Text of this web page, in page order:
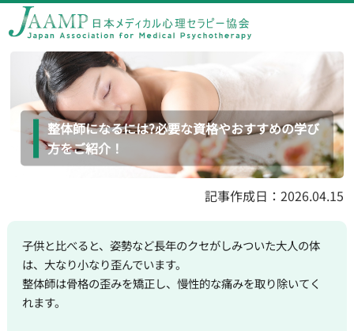
整体師になるには?必要な資格やおすすめの学び
方をご紹介！
記事作成日：2026.04.15
子供と比べると、姿勢など長年のクセがしみついた大人の体
は、大なり小なり歪んでいます。
整体師は骨格の歪みを矯正し、慢性的な痛みを取り除いてく
れます。